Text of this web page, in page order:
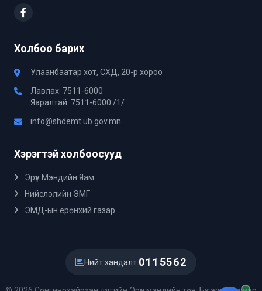
Холбоо барих
Улаанбаатар хот, СХД, 20-р хороо
Лавлах: 7511-6000
Яаралтай: 7511-6000 /1/
info@shdemt.ub.gov.mn
Хэрэгтэй холбоосууд
Эрүүл Мэндийн Яам
Нийслэлийн ЭМГ
ЭМД-ын ерөнхий газар
Нийт хандалт:0115562